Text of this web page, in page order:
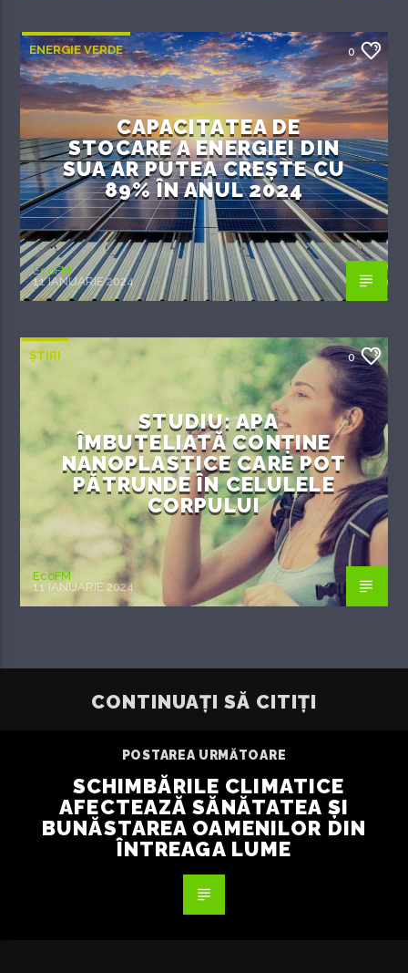
ENERGIE VERDE 0
CAPACITATEA DE
STOCARE A ENERGIEI DIN
SUA AR PUTEA CREȘTE CU
89% ÎN ANUL 2024
EcoFM
11 IANUARIE 2024
ȘTIRI 0
STUDIU: APA
ÎMBUTELIATĂ CONȚINE
NANOPLASTICE CARE POT
PĂTRUNDE ÎN CELULELE
CORPULUI
EcoFM
11 IANUARIE 2024
CONTINUAȚI SĂ CITIȚI
POSTAREA URMĂTOARE
SCHIMBĂRILE CLIMATICE
AFECTEAZĂ SĂNĂTATEA ȘI
BUNĂSTAREA OAMENILOR DIN
ÎNTREAGA LUME